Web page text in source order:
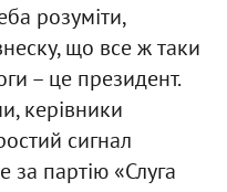
розуміти,
що все ж таки
– це президент.
керівники
сигнал
за партію «Слуга